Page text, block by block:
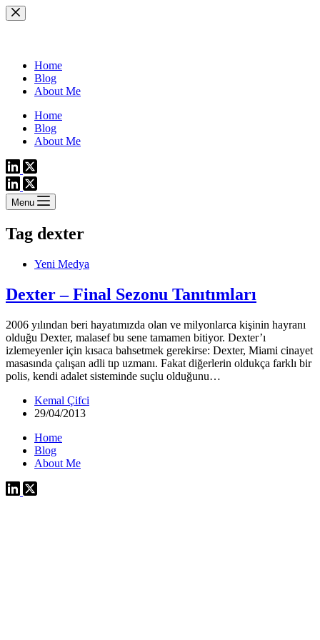
Skip
to
Home
Blog
About Me
Home
Blog
About Me
Menu
Tag dexter
Yeni Medya
Dexter – Final Sezonu Tanıtımları
2006 yılından beri hayatımızda olan ve milyonlarca kişinin hayranı
olduğu Dexter, malasef bu sene tamamen bitiyor. Dexter’ı
izlemeyenler için kısaca bahsetmek gerekirse: Dexter, Miami cinayet
masasında çalışan adli tıp uzmanı. Fakat diğerlerin oldukça farklı bir
polis, kendi adalet sisteminde suçlu olduğunu…
Kemal Çifci
29/04/2013
Home
Blog
About Me